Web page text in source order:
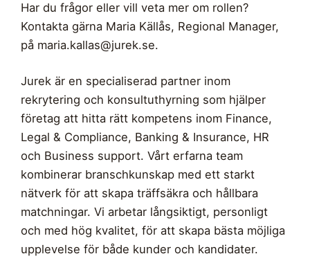
Har du frågor eller vill veta mer om rollen?
Kontakta gärna Maria Källås, Regional Manager,
på maria.kallas@jurek.se.
Jurek är en specialiserad partner inom
rekrytering och konsultuthyrning som hjälper
företag att hitta rätt kompetens inom Finance,
Legal & Compliance, Banking & Insurance, HR
och Business support. Vårt erfarna team
kombinerar branschkunskap med ett starkt
nätverk för att skapa träffsäkra och hållbara
matchningar. Vi arbetar långsiktigt, personligt
och med hög kvalitet, för att skapa bästa möjliga
upplevelse för både kunder och kandidater.